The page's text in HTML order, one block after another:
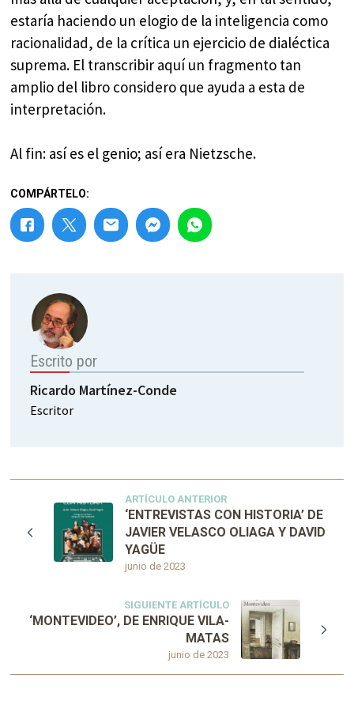
estaría haciendo un elogio de la inteligencia como
racionalidad, de la crítica un ejercicio de dialéctica
suprema. El transcribir aquí un fragmento tan
amplio del libro considero que ayuda a esta de
interpretación.
Al fin: así es el genio; así era Nietzsche.
COMPÁRTELO:
Escrito por
Ricardo Martínez-Conde
Escritor
ARTÍCULO ANTERIOR
junio de 2023
‘ENTREVISTAS CON HISTORIA’ DE
JAVIER VELASCO OLIAGA Y DAVID
YAGÜE
SIGUIENTE ARTÍCULO
junio de 2023
‘MONTEVIDEO’, DE ENRIQUE VILA-
MATAS